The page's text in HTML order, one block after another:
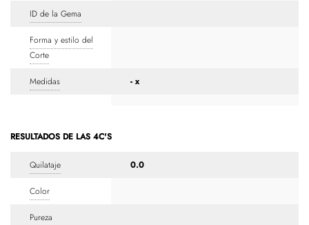
ID de la Gema
Forma y estilo del
Corte
Medidas - x
RESULTADOS DE LAS 4C'S
Quilataje 0.0
Color
Pureza